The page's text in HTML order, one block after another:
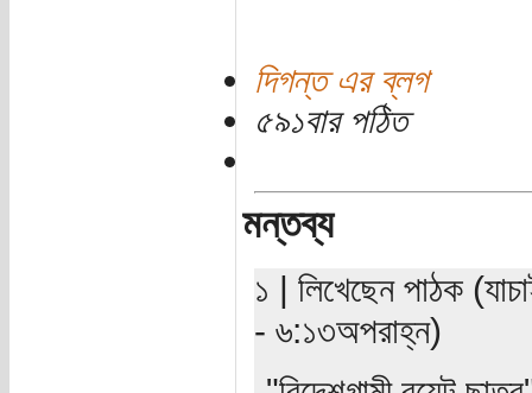
দিগন্ত এর ব্লগ
৫৯১বার পঠিত
মন্তব্য
১ | লিখেছেন পাঠক
- ৬:১৩অপরাহ্ন)